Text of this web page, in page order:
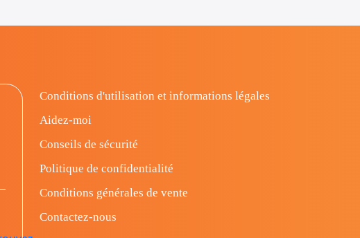
Conditions d'utilisation et informations légales
Aidez-moi
Conseils de sécurité
Politique de confidentialité
Conditions générales de vente
Contactez-nous